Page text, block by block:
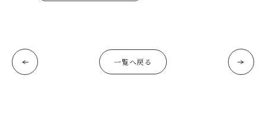
一覧へ戻る